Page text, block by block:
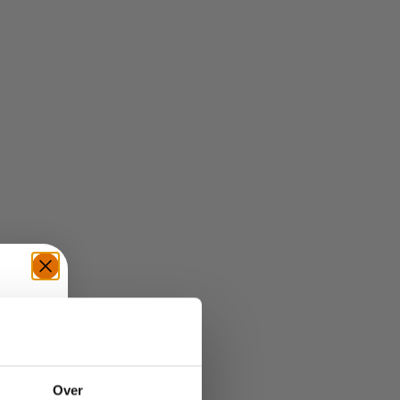
Over